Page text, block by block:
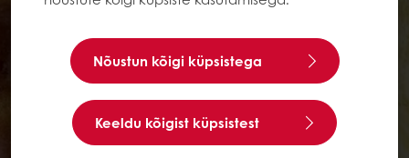
Nõustun kõigi küpsistega
Keeldu kõigist küpsistest